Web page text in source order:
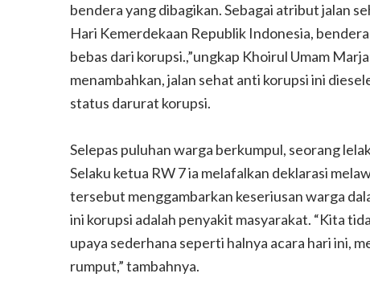
bendera yang dibagikan. Sebagai atribut jalan
Hari Kemerdekaan Republik Indonesia,
bebas dari korupsi.,”ungkap Khoirul Umam
menambahkan, jalan sehat anti korupsi ini
status darurat korupsi.
Selepas puluhan warga berkumpul, seorang
Selaku ketua RW 7 ia melafalkan deklarasi
tersebut menggambarkan keseriusan warga
ini korupsi adalah penyakit masyarakat. “Kita
upaya sederhana seperti halnya acara hari ini,
rumput,” tambahnya.